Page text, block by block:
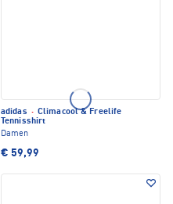
adidas · Climacool & Freelife
Tennisshirt
Damen
€ 59,99